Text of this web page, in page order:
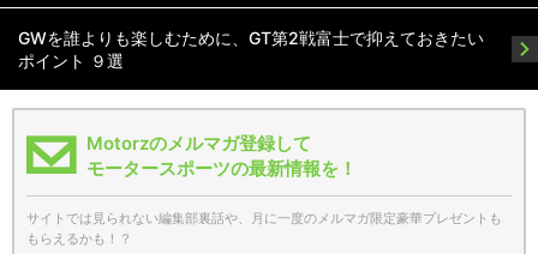
GWを誰よりも楽しむために、GT第2戦富士で抑えておきたい
ポイント ９選
Motorzのメルマガ登録して
モータースポーツの最新情報を！
サイトでは見られない編集部裏話や、月に一度のメルマガ限定豪華プレゼントも
もらえるかも！？